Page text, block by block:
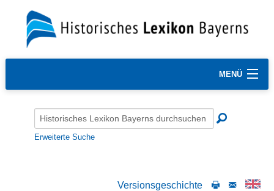
MENÜ
Erweiterte Suche
Versionsgeschichte